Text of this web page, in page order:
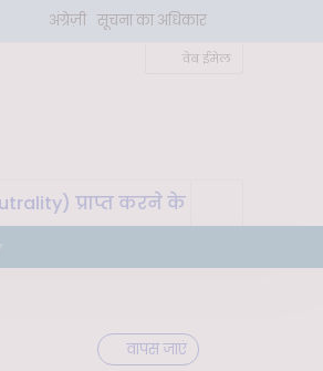
अंग्रेज़ी सूचना का अधिकार
वेब ईमेल
प्राप्त करने के लिए मृदा
वापस जाएं